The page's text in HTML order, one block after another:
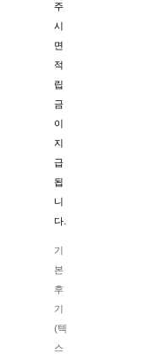
주
시
면
적
립
금
이
지
급
됩
니
다.
기
본
후
기
(텍
스